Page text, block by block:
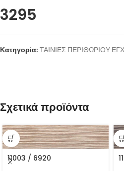
3295
Κατηγορία: ΤΑΙΝΙΕΣ ΠΕΡΙΘΩΡΙΟΥ
Σχετικά προϊόντα
11003 / 6920